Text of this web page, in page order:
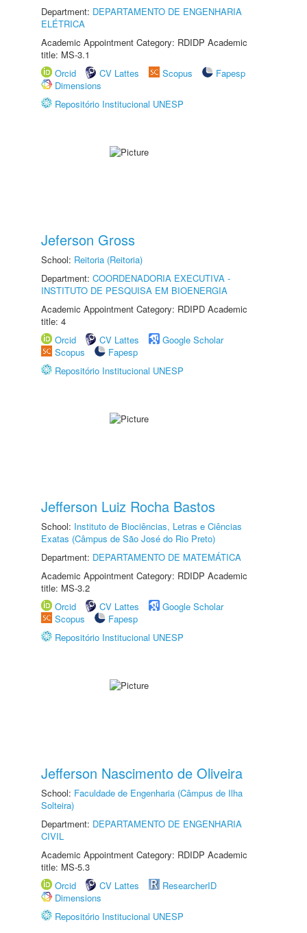
Department: DEPARTAMENTO DE ENGENHARIA
ELÉTRICA
Academic Appointment Category: RDIDP Academic
title: MS-3.1
Orcid
CV Lattes Scopus
Fapesp
Dimensions
Repositório Institucional UNESP
Jeferson Gross
School: Reitoria (Reitoria)
Department: COORDENADORIA EXECUTIVA -
INSTITUTO DE PESQUISA EM BIOENERGIA
Academic Appointment Category: RDIPD Academic
title: 4
Orcid
CV Lattes
Google Scholar
Scopus
Fapesp
Repositório Institucional UNESP
Jefferson Luiz Rocha Bastos
School: Instituto de Biociências, Letras e Ciências
Exatas (Câmpus de São José do Rio Preto)
Department: DEPARTAMENTO DE MATEMÁTICA
Academic Appointment Category: RDIDP Academic
title: MS-3.2
Orcid
CV Lattes
Google Scholar
Scopus
Fapesp
Repositório Institucional UNESP
Jefferson Nascimento de Oliveira
School: Faculdade de Engenharia (Câmpus de Ilha
Solteira)
Department: DEPARTAMENTO DE ENGENHARIA
CIVIL
Academic Appointment Category: RDIDP Academic
title: MS-5.3
Orcid
CV Lattes
ResearcherID
Dimensions
Repositório Institucional UNESP